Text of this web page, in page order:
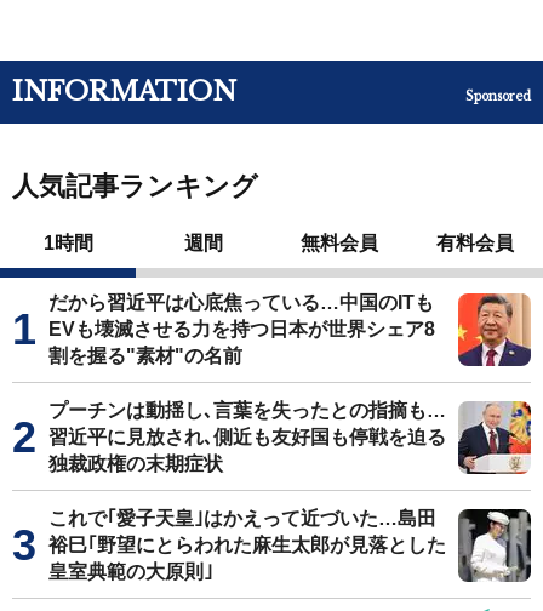
INFORMATION Sponsored
人気記事ランキング
1時間 週間 無料会員 有料会員
だから習近平は心底焦っている…中国のITも
EVも壊滅させる力を持つ日本が世界シェア8
割を握る"素材"の名前
プーチンは動揺し､言葉を失ったとの指摘も…
習近平に見放され､側近も友好国も停戦を迫る
独裁政権の末期症状
これで｢愛子天皇｣はかえって近づいた…島田
裕巳｢野望にとらわれた麻生太郎が見落とした
皇室典範の大原則｣